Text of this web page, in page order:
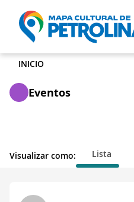
INICIO
Eventos
Visualizar como: Lista